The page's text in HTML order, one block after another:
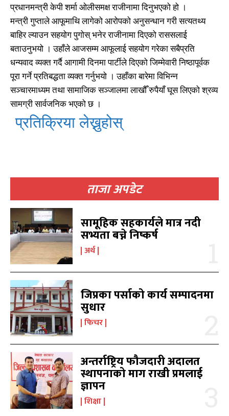
काबिलखबर एफएम सुन्नुहोस
उज्यालो एफएम सुन्नुहोस
काबिल-खबर टिभी
काबिलखबर एफएम सुन्नुहोस
उज्यालो एफएम सुन्नुहोस
काबिल-खबर टिभी
ताजा अपडेट
सामूहिक सहकार्यले मात्र नदी
सभ्यता बच्ने निष्कर्ष
अर्थ
जिप्रका पर्साको कार्य सम्पादनमा
सुधार
फिचर
अन्तर्राष्ट्रिय फौजदारी अदालत
स्थापनाको माग राखी प्रमलाई
ज्ञापन
शिक्षा
प्रधानमन्त्री केपी शर्मा ओलीसमक्ष राजीनामा दिनुभएको हो ।
मन्त्री गुप्ताले आफूमाथि लागेको आरोपको अनुसन्धान गरी सत्यतथ्य
बाहिर ल्याउन सहयोग पुगोस् भनेर राजीनामा दिएको राससलाई
बताउनुभयो । उहाँले आजसम्म आफूलाई सहयोग गरेका सबैप्रति
धन्यवाद व्यक्त गर्दै आगामी दिनमा पार्टीले दिएको जिम्मेवारी निष्ठापूर्वक
पूरा गर्ने प्रतिबद्धता व्यक्त गर्नुभयो । उहाँका बारेमा विभिन्न
सञ्चारमाध्यम तथा सामाजिक सञ्जालमा लाखौँ रुपैयाँ घूस लिएको श्रव्य
सामग्री सार्वजनिक भएको छ ।
प्रतिक्रिया लेख्नुहोस्